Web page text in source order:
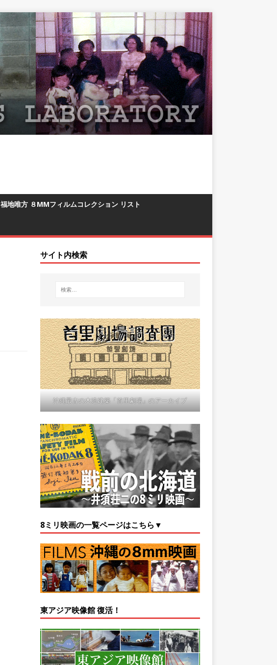
福地唯方 ８MMフィルムコレクション リスト
サイト内検索
沖縄最古の木造建築「首里劇場」のアーカイブ
8ミリ映画の一覧ページはこちら▼
東アジア映像館 復活！